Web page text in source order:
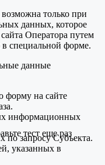
тест еще раз
только при
данных, которое
Оператора путем
в специальной форме.
данные
форму на сайте
информационных
по запросу Субъекта.
указанных в